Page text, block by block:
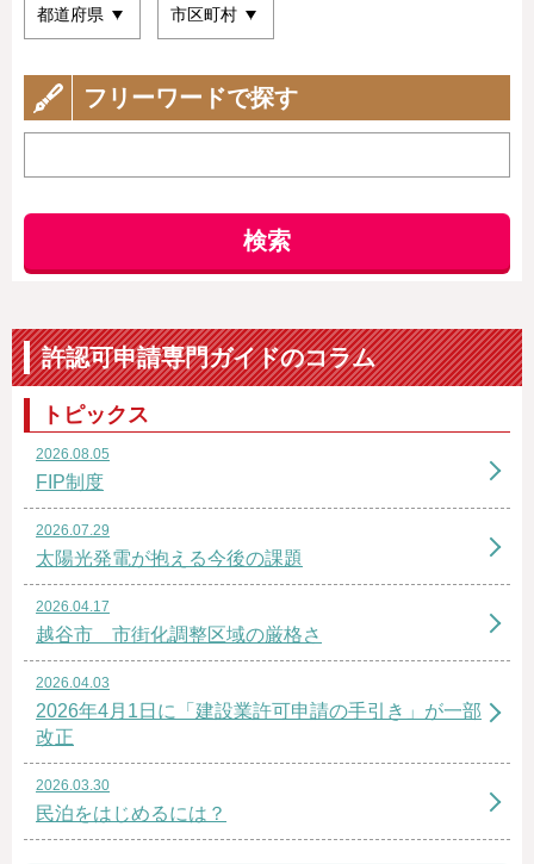
フリーワードで探す
検索
許認可申請専門ガイドのコラム
トピックス
2026.08.05
FIP制度
2026.07.29
太陽光発電が抱える今後の課題
2026.04.17
越谷市 市街化調整区域の厳格さ
2026.04.03
2026年4月1日に「建設業許可申請の手引き」が一部
改正
2026.03.30
民泊をはじめるには？